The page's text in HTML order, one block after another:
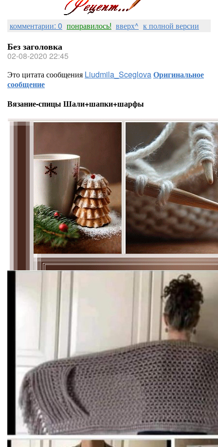
комментарии: 0 понравилось! вверх^ к полной версии
Без заголовка
02-08-2020 22:45
Это цитата сообщения Liudmila_SceglovaОригинальное
сообщение
Вязание-спицы Шали+шапки+шарфы